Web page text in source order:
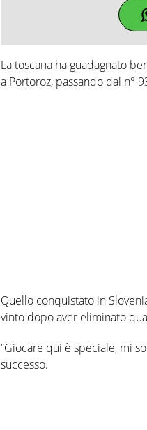
La toscana ha guadagnato
a Portoroz, passando dal n°
Quello conquistato in
vinto dopo aver eliminato
“Giocare qui è speciale, mi
successo.